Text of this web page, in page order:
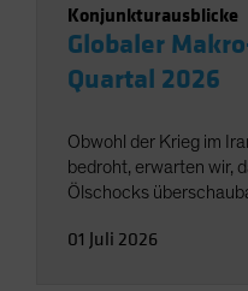
Konjunkturausblicke
Globaler
Quartal 2026
Obwohl der Krieg im
bedroht, erwarten wir,
Ölschocks
01 Juli 2026